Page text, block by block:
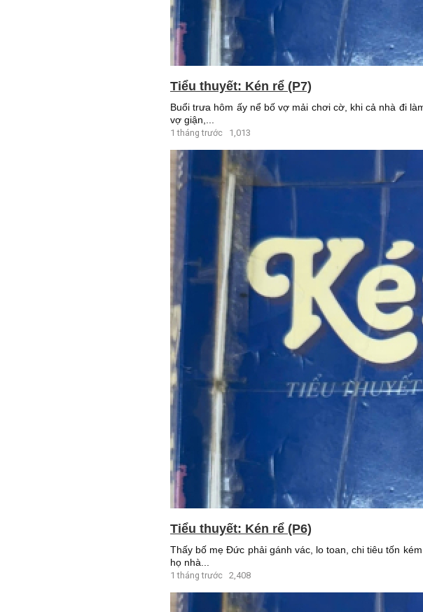
Tiểu thuyết: Kén rể (P7)
Buổi trưa hôm ấy nể bố vợ mải chơi cờ, khi cả nhà đi
vợ giận,...
1 tháng trước 1,013
Tiểu thuyết: Kén rể (P6)
Thấy bố mẹ Đức phải gánh vác, lo toan, chi tiêu tốn
họ nhà...
1 tháng trước 2,408